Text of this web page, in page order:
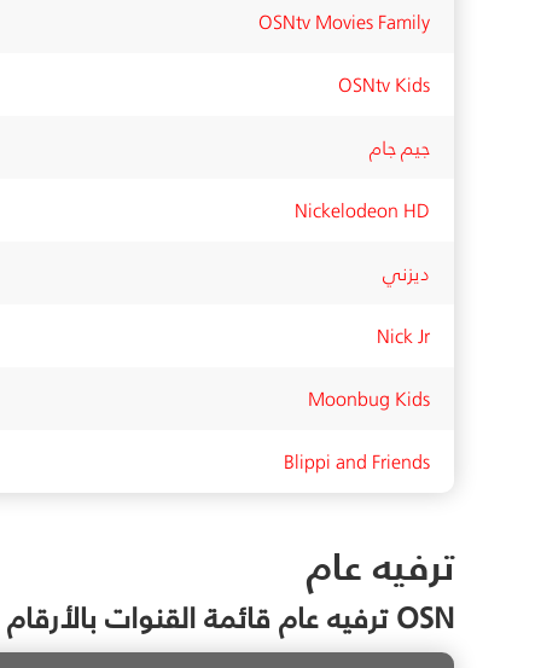
OSNtv Movies Family
OSNtv Kids
جيم جام
Nickelodeon HD
ديزني
Nick Jr
Moonbug Kids
Blippi and Friends
ترفيه عام
OSN ترفيه عام قائمة القنوات بالأرقام